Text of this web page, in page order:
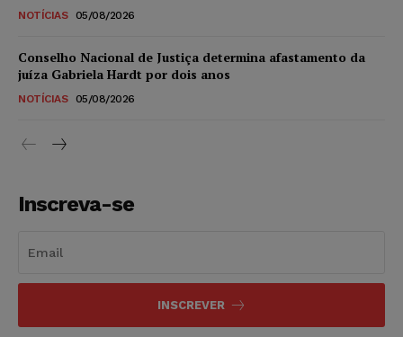
NOTÍCIAS 05/08/2026
Conselho Nacional de Justiça determina afastamento da
juíza Gabriela Hardt por dois anos
NOTÍCIAS 05/08/2026
Inscreva-se
INSCREVER